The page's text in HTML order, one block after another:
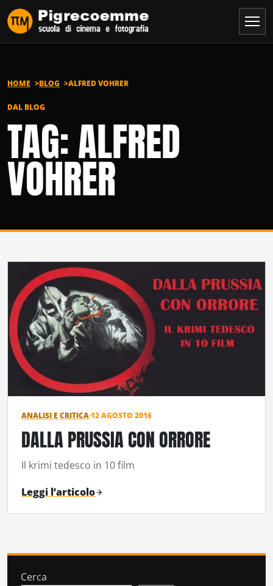
Vai al contenuto
HOME BLOG ALFRED VOHRER
DAL BLOG
TAG: ALFRED
VOHRER
ANALISI E CRITICA·12 AGOSTO 2016
DALLA PRUSSIA CON ORRORE
Il krimi tedesco in 10 film
Leggi l’articolo
Cerca